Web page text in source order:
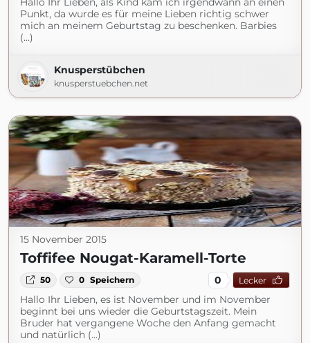
Punkt, da wurde es für meine Lieben richtig schwer
mich an meinem Geburtstag zu beschenken. Barbies
(...)
Knusperstübchen
knusperstuebchen.net
15 November 2015
Toffifee Nougat-Karamell-Torte
50 0 Speichern 0 Lecker
Hallo Ihr Lieben, es ist November und im November
beginnt bei uns wieder die Geburtstagszeit. Mein
Bruder hat vergangene Woche den Anfang gemacht
und natürlich (...)